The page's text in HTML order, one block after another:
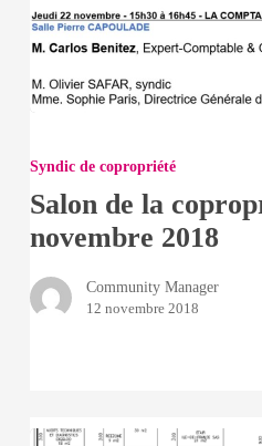
de
copropriété
/
21
–
Syndic de copropriété
Salon de la
novembre 2018
Community Manager
12 novembre 2018